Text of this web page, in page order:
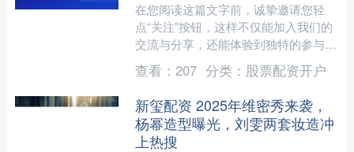
在您阅读这篇文字前，诚挚邀请您轻
点“关注”按钮，这样不仅能加入我们的
交流与分享，还能体验到独特的参与
感，非常感谢您的鼓励！ 岁月对所有
人一视同仁，它从不回头，也....
查看： 207 分类： 股票配资开户
新玺配资 2025年维密秀来袭，
杨幂造型曝光，刘雯两套妆造冲
上热搜